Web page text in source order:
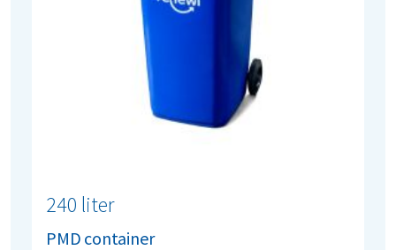
240 liter
PMD container